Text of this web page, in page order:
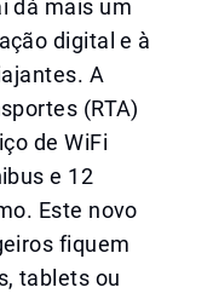
dá mais um
digital e à
A
(RTA)
de WiFi
e 12
Este novo
fiquem
tablets ou